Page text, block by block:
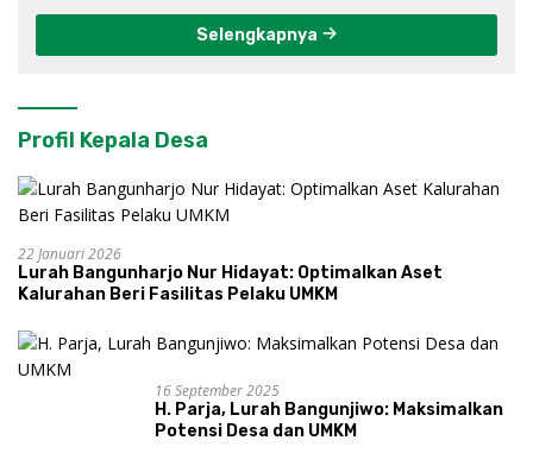
Selengkapnya
Profil Kepala Desa
22 Januari 2026
Lurah Bangunharjo Nur Hidayat: Optimalkan Aset
Kalurahan Beri Fasilitas Pelaku UMKM
16 September 2025
H. Parja, Lurah Bangunjiwo: Maksimalkan
Potensi Desa dan UMKM